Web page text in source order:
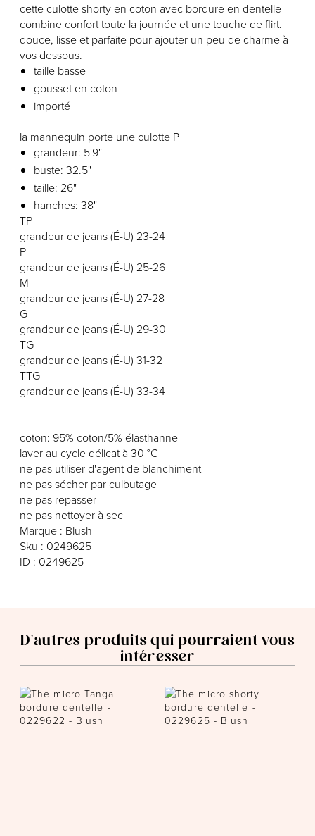
cette culotte shorty en coton avec bordure en dentelle
combine confort toute la journée et une touche de flirt.
douce, lisse et parfaite pour ajouter un peu de charme à
vos dessous.
taille basse
gousset en coton
importé
la mannequin porte une culotte P
grandeur: 5'9"
buste: 32.5"
taille: 26"
hanches: 38"
TP
grandeur de jeans (É-U) 23-24
P
grandeur de jeans (É-U) 25-26
M
grandeur de jeans (É-U) 27-28
G
grandeur de jeans (É-U) 29-30
TG
grandeur de jeans (É-U) 31-32
TTG
grandeur de jeans (É-U) 33-34
coton: 95% coton/5% élasthanne
laver au cycle délicat à 30 °C
ne pas utiliser d'agent de blanchiment
ne pas sécher par culbutage
ne pas repasser
ne pas nettoyer à sec
Marque : Blush
Sku : 0249625
ID : 0249625
D'autres produits qui pourraient vous
intéresser